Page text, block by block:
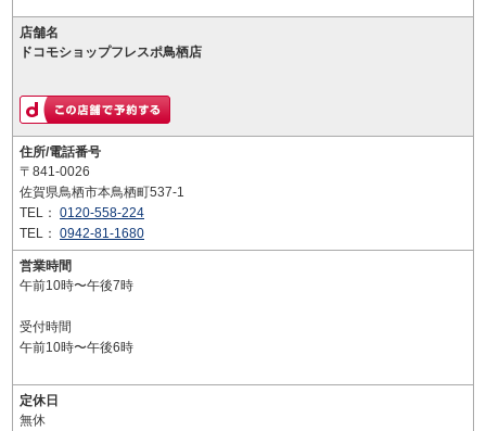
店舗名
ドコモショップフレスポ鳥栖店
住所/電話番号
〒841-0026
佐賀県鳥栖市本鳥栖町537-1
TEL： 0120-558-224
TEL： 0942-81-1680
営業時間
午前10時〜午後7時
受付時間
午前10時〜午後6時
定休日
無休